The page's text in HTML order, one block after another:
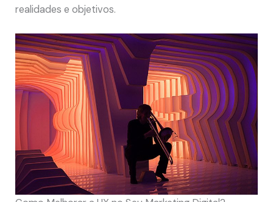
realidades e objetivos.